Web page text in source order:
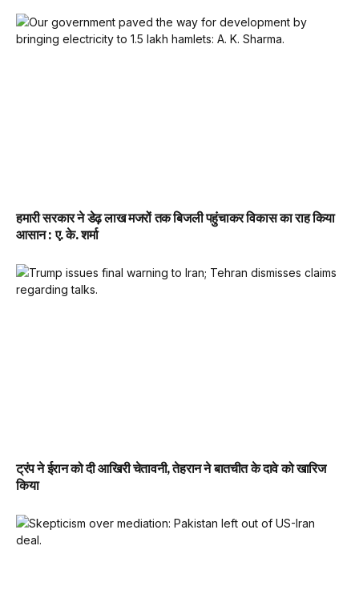
हमारी सरकार ने डेढ़ लाख मजरों तक बिजली पहुंचाकर विकास का राह किया
आसान : ए. के. शर्मा
ट्रंप ने ईरान को दी आखिरी चेतावनी, तेहरान ने बातचीत के दावे को खारिज
किया